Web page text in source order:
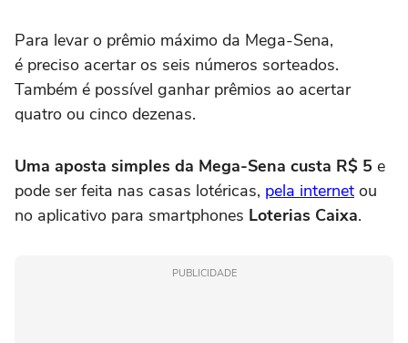
Para levar o prêmio máximo da Mega-Sena,
é preciso acertar os seis números sorteados.
Também é possível ganhar prêmios ao acertar
quatro ou cinco dezenas.
Uma aposta simples da Mega-Sena custa R$ 5 e
pode ser feita nas casas lotéricas, pela internet ou
no aplicativo para smartphones Loterias Caixa.
PUBLICIDADE